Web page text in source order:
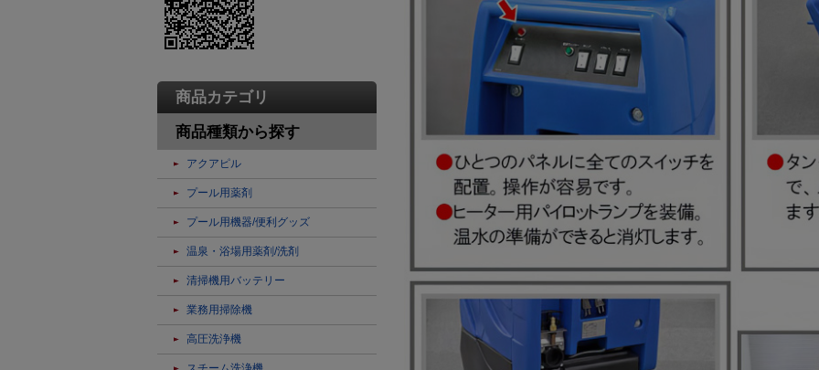
商品カテゴリ
商品種類から探す
アクアピル
プール用薬剤
プール用機器/便利グッズ
温泉・浴場用薬剤/洗剤
清掃機用バッテリー
業務用掃除機
高圧洗浄機